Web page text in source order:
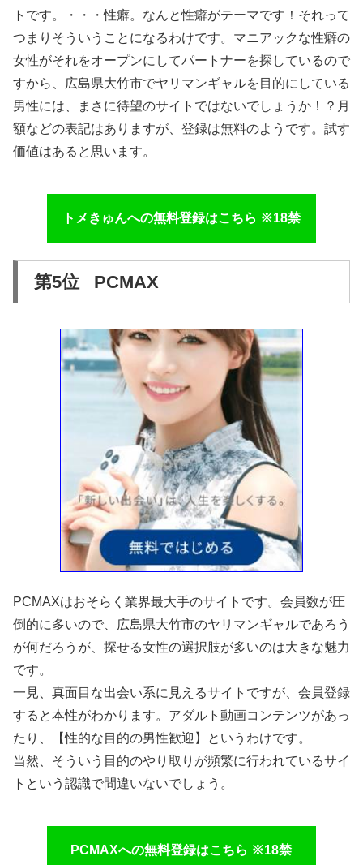
トです。・・・性癖。なんと性癖がテーマです！それって
つまりそういうことになるわけです。マニアックな性癖の
女性がそれをオープンにしてパートナーを探しているので
すから、広島県大竹市でヤリマンギャルを目的にしている
男性には、まさに待望のサイトではないでしょうか！？月
額などの表記はありますが、登録は無料のようです。試す
価値はあると思います。
トメきゅんへの無料登録はこちら ※18禁
第5位 PCMAX
PCMAXはおそらく業界最大手のサイトです。会員数が圧
倒的に多いので、広島県大竹市のヤリマンギャルであろう
が何だろうが、探せる女性の選択肢が多いのは大きな魅力
です。
一見、真面目な出会い系に見えるサイトですが、会員登録
すると本性がわかります。アダルト動画コンテンツがあっ
たり、【性的な目的の男性歓迎】というわけです。
当然、そういう目的のやり取りが頻繁に行われているサイ
トという認識で間違いないでしょう。
PCMAXへの無料登録はこちら ※18禁